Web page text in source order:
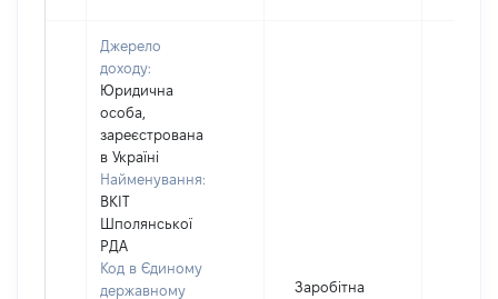
Джерело
доходу:
Юридична
особа,
зареєстрована
в Україні
Найменування:
ВКІТ
Шполянської
РДА
Код в Єдиному
державному
Заробітна